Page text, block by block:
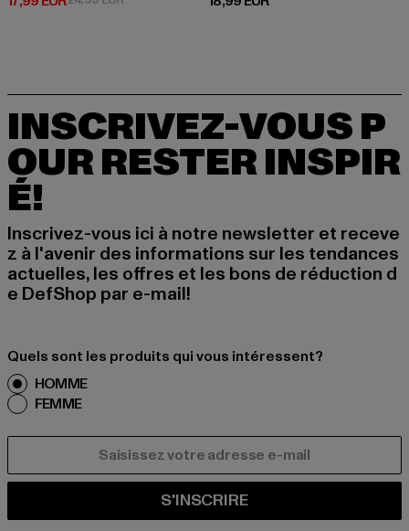
INSCRIVEZ-VOUS P
OUR RESTER INSPIR
É!
Inscrivez-vous ici à notre newsletter et receve
z à l'avenir des informations sur les tendances
actuelles, les offres et les bons de réduction d
e DefShop par e-mail!
Quels sont les produits qui vous intéressent?
HOMME
FEMME
S'INSCRIRE